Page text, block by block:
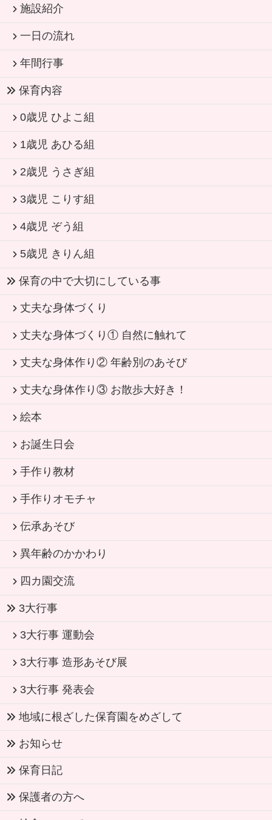
施設紹介
一日の流れ
年間行事
保育内容
0歳児 ひよこ組
1歳児 あひる組
2歳児 うさぎ組
3歳児 こりす組
4歳児 ぞう組
5歳児 きりん組
保育の中で大切にしている事
丈夫な身体づくり
丈夫な身体づくり① 自然に触れて
丈夫な身体作り② 年齢別のあそび
丈夫な身体作り③ お散歩大好き！
絵本
お誕生日会
手作り教材
手作りオモチャ
伝承あそび
異年齢のかかわり
四カ園交流
3大行事
3大行事 運動会
3大行事 造形あそび展
3大行事 発表会
地域に根ざした保育園をめざして
お知らせ
保育日記
保護者の方へ